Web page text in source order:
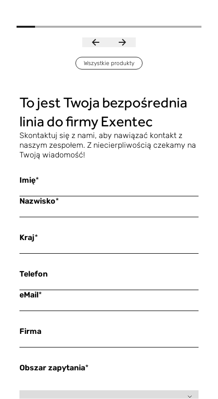
Wszystkie produkty
To jest Twoja bezpośrednia
linia do firmy Exentec
Skontaktuj się z nami, aby nawiązać kontakt z
naszym zespołem. Z niecierpliwością czekamy na
Twoją wiadomość!
Imię*
Nazwisko*
Kraj*
Telefon
eMail*
Firma
Obszar zapytania*